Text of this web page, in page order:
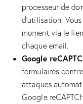
processeur de
d’utilisation.
moment via le
chaque email.
Google
formulaires
attaques
Google